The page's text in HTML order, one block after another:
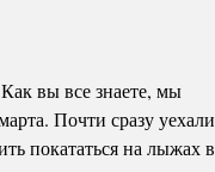
вы все знаете, мы
Почти сразу уехали
покататься на лыжах в